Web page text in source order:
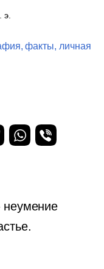
э.
факты, личная
неумение